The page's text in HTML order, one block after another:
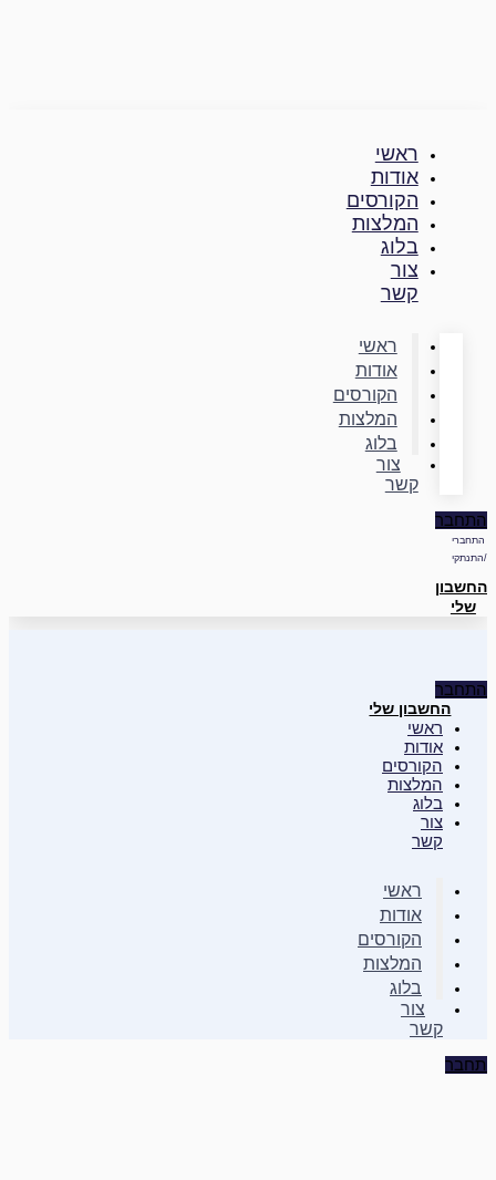
ראשי
אודות
הקורסים
המלצות
בלוג
צור
קשר
ראשי
אודות
הקורסים
המלצות
בלוג
צור
קשר
התחבר
התחברי
/התנתקי
החשבון
שלי
התחבר
החשבון שלי
ראשי
אודות
הקורסים
המלצות
בלוג
צור
קשר
ראשי
אודות
הקורסים
המלצות
בלוג
צור
קשר
התחבר